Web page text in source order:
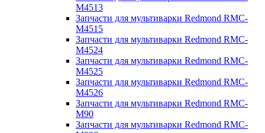
M4513
Запчасти для мультиварки Redmond RMC-
M4515
Запчасти для мультиварки Redmond RMC-
M4524
Запчасти для мультиварки Redmond RMC-
M4525
Запчасти для мультиварки Redmond RMC-
M4526
Запчасти для мультиварки Redmond RMC-
M90
Запчасти для мультиварки Redmond RMC-